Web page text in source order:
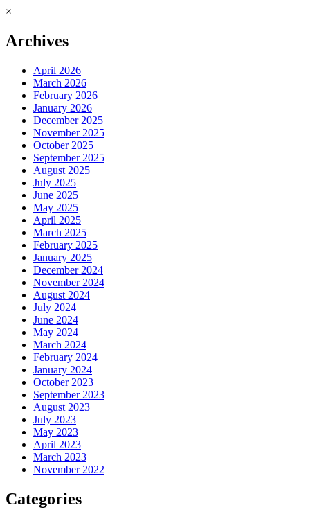
×
Archives
April 2026
March 2026
February 2026
January 2026
December 2025
November 2025
October 2025
September 2025
August 2025
July 2025
June 2025
May 2025
April 2025
March 2025
February 2025
January 2025
December 2024
November 2024
August 2024
July 2024
June 2024
May 2024
March 2024
February 2024
January 2024
October 2023
September 2023
August 2023
July 2023
May 2023
April 2023
March 2023
November 2022
Categories